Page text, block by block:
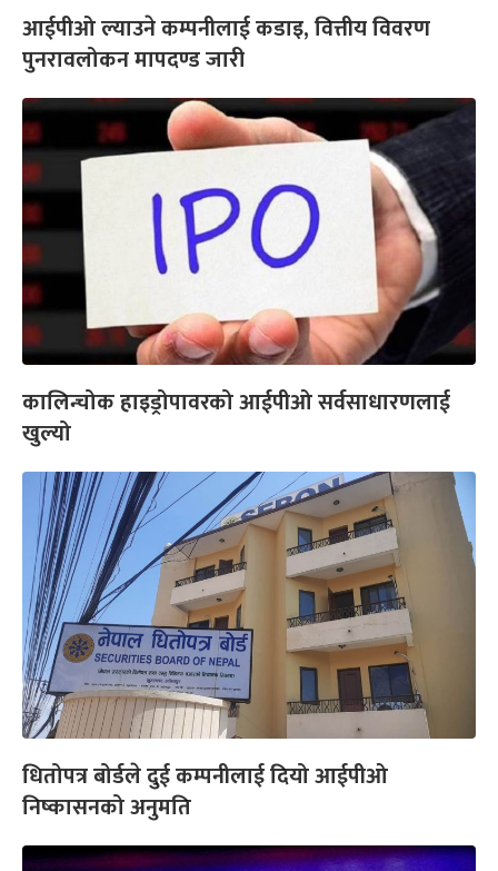
आईपीओ ल्याउने कम्पनीलाई कडाइ, वित्तीय विवरण
पुनरावलोकन मापदण्ड जारी
कालिन्चोक हाइड्रोपावरको आईपीओ सर्वसाधारणलाई
खुल्यो
धितोपत्र बोर्डले दुई कम्पनीलाई दियो आईपीओ
निष्कासनको अनुमति